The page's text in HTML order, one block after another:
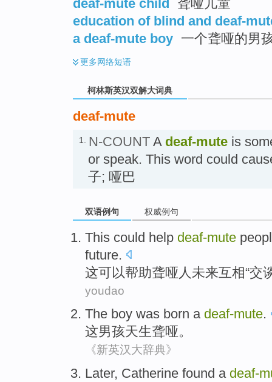
deaf-mute child 聋哑儿童
education of blind and deaf-
a deaf-mute boy 一个聋哑的男
更多网络短语
柯林斯英汉双解大词典
deaf-mute
1. N-COUNT A deaf-mute is
or speak. This word could
子; 哑巴
双语例句 权威例句
This could help deaf-mute
future.
这可以帮助聋哑人未来互相“交
youdao
The boy was born a deaf-mute.
这男孩天生聋哑。
《新英汉大辞典》
Later, Catherine found a deaf-